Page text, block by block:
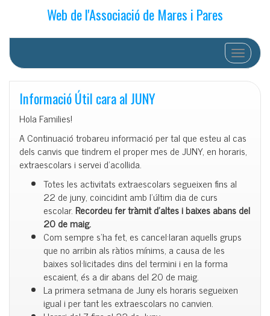
Web de l'Associació de Mares i Pares
Cambiar
Informació Útil cara al JUNY
Hola Families!
A Continuació trobareu informació per tal que esteu al cas
dels canvis que tindrem el proper mes de JUNY, en horaris,
extraescolars i servei d’acollida.
Totes les activitats extraescolars segueixen fins al
22 de juny, coincidint amb l’últim dia de curs
escolar. Recordeu fer tràmit d’altes i baixes abans del
20 de maig.
Com sempre s’ha fet, es cancel·laran aquells grups
que no arribin als ràtios mínims, a causa de les
baixes sol·licitades dins del termini i en la forma
escaient, és a dir abans del 20 de maig.
La primera setmana de Juny els horaris segueixen
igual i per tant les extraescolars no canvien.